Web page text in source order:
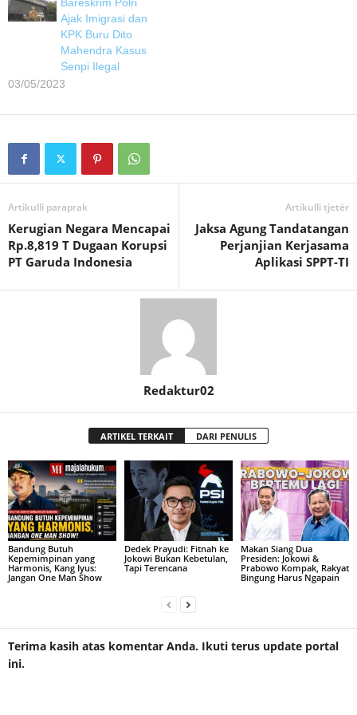
Ajak Imigrasi dan
KPK Buru Dito
Mahendra Kasus
Senpi Ilegal
03/05/2023
Artikulli paraprak
Kerugian Negara Mencapai
Rp.8,819 T Dugaan Korupsi
PT Garuda Indonesia
Artikulli tjetër
Jaksa Agung Tandatangan
Perjanjian Kerjasama
Aplikasi SPPT-TI
Redaktur02
ARTIKEL TERKAIT DARI PENULIS
Bandung Butuh
Kepemimpinan yang
Harmonis, Kang Iyus:
Jangan One Man Show
Dedek Prayudi: Fitnah ke
Jokowi Bukan Kebetulan,
Tapi Terencana
Makan Siang Dua
Presiden: Jokowi &
Prabowo Kompak, Rakyat
Bingung Harus Ngapain
Terima kasih atas komentar Anda. Ikuti terus update portal
ini.